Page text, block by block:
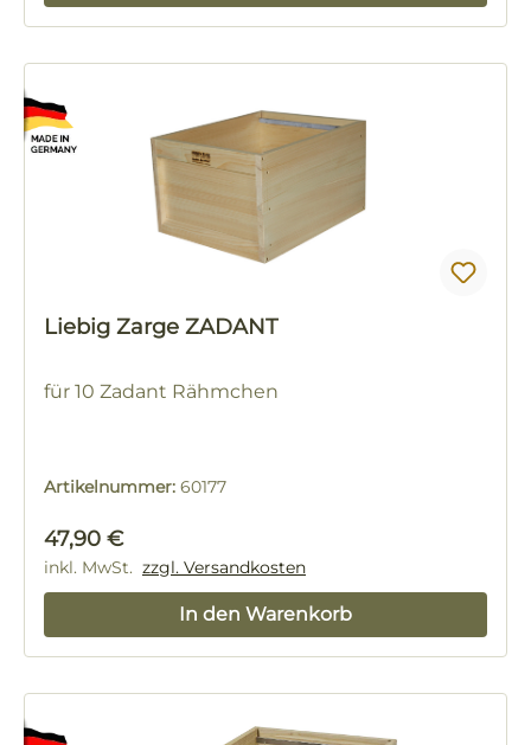
Liebig Zarge ZADANT
für 10 Zadant Rähmchen
Artikelnummer: 60177
Regulärer Preis:
47,90 €
inkl. MwSt. zzgl. Versandkosten
In den Warenkorb